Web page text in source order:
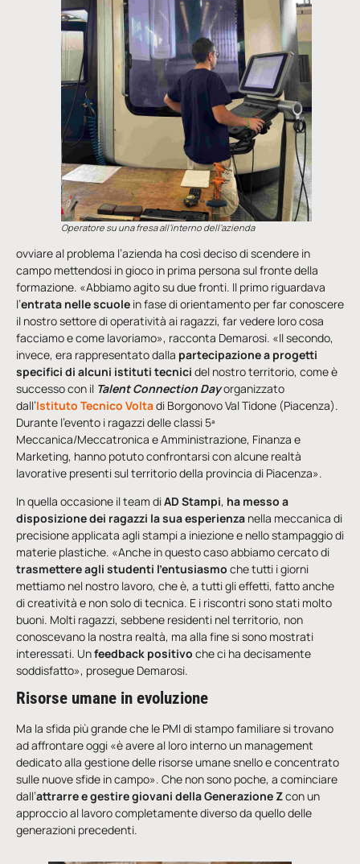
Operatore su una fresa all’interno dell’azienda
ovviare al problema l’azienda ha così deciso di scendere in
campo mettendosi in gioco in prima persona sul fronte della
formazione. «Abbiamo agito su due fronti. Il primo riguardava
l’entrata nelle scuole in fase di orientamento per far conoscere
il nostro settore di operatività ai ragazzi, far vedere loro cosa
facciamo e come lavoriamo», racconta Demarosi. «Il secondo,
invece, era rappresentato dalla partecipazione a progetti
specifici di alcuni istituti tecnici del nostro territorio, come è
successo con il Talent Connection Dayorganizzato
dall’Istituto Tecnico Voltadi Borgonovo Val Tidone (Piacenza).
Durante l’evento i ragazzi delle classi 5ª
Meccanica/Meccatronica e Amministrazione, Finanza e
Marketing, hanno potuto confrontarsi con alcune realtà
lavorative presenti sul territorio della provincia di Piacenza».
In quella occasione il team diAD Stampi, ha messo a
disposizione dei ragazzi la sua esperienza nella meccanica di
precisione applicata agli stampi a iniezione e nello stampaggio di
materie plastiche. «Anche in questo caso abbiamo cercato di
trasmettere agli studenti l’entusiasmo che tutti i giorni
mettiamo nel nostro lavoro, che è, a tutti gli effetti, fatto anche
di creatività e non solo di tecnica. E i riscontri sono stati molto
buoni. Molti ragazzi, sebbene residenti nel territorio, non
conoscevano la nostra realtà, ma alla fine si sono mostrati
interessati. Unfeedback positivo che ci ha decisamente
soddisfatto», prosegue Demarosi.
Risorse umane in evoluzione
Ma la sfida più grande che le PMI di stampo familiare si trovano
ad affrontare oggi «è avere al loro interno un management
dedicato alla gestione delle risorse umane snello e concentrato
sulle nuove sfide in campo». Che non sono poche, a cominciare
dall’attrarre e gestire giovani della Generazione Zcon un
approccio al lavoro completamente diverso da quello delle
generazioni precedenti.